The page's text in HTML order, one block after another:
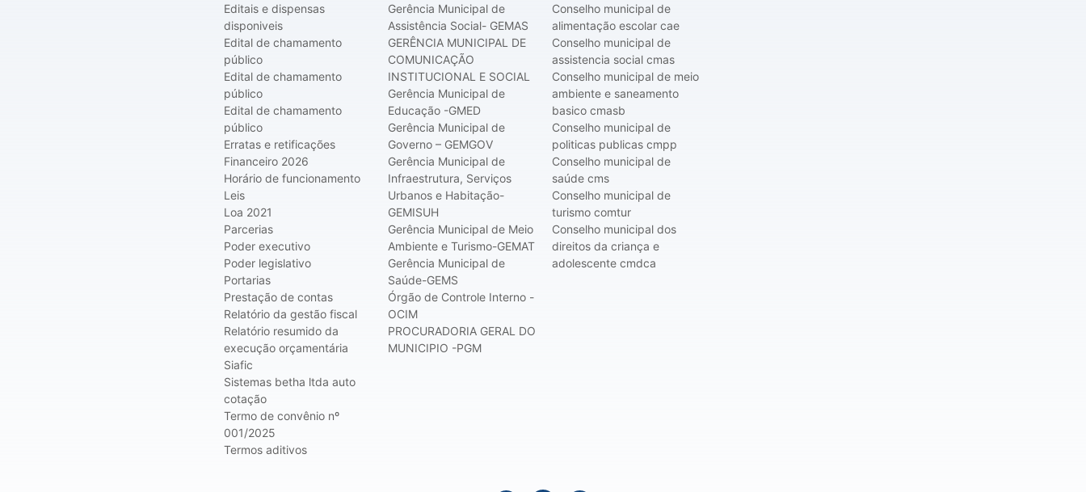
Editais e dispensas
disponiveis
Edital de chamamento
público
Edital de chamamento
público
Edital de chamamento
público
Erratas e retificações
Financeiro 2026
Horário de funcionamento
Leis
Loa 2021
Parcerias
Poder executivo
Poder legislativo
Portarias
Prestação de contas
Relatório da gestão fiscal
Relatório resumido da
execução orçamentária
Siafic
Sistemas betha ltda auto
cotação
Termo de convênio nº
001/2025
Termos aditivos
Gerência Municipal de
Assistência Social- GEMAS
GERÊNCIA MUNICIPAL DE
COMUNICAÇÃO
INSTITUCIONAL E SOCIAL
Gerência Municipal de
Educação -GMED
Gerência Municipal de
Governo – GEMGOV
Gerência Municipal de
Infraestrutura, Serviços
Urbanos e Habitação-
GEMISUH
Gerência Municipal de Meio
Ambiente e Turismo-GEMAT
Gerência Municipal de
Saúde-GEMS
Órgão de Controle Interno -
OCIM
PROCURADORIA GERAL DO
MUNICIPIO -PGM
Conselho municipal de
alimentação escolar cae
Conselho municipal de
assistencia social cmas
Conselho municipal de meio
ambiente e saneamento
basico cmasb
Conselho municipal de
politicas publicas cmpp
Conselho municipal de
saúde cms
Conselho municipal de
turismo comtur
Conselho municipal dos
direitos da criança e
adolescente cmdca